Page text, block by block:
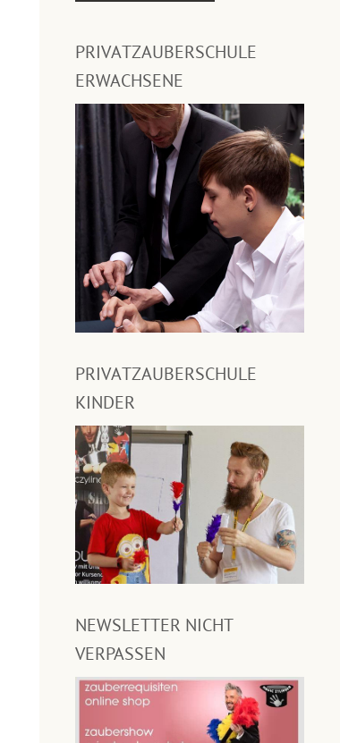
PRIVATZAUBERSCHULE
ERWACHSENE
PRIVATZAUBERSCHULE
KINDER
NEWSLETTER NICHT
VERPASSEN